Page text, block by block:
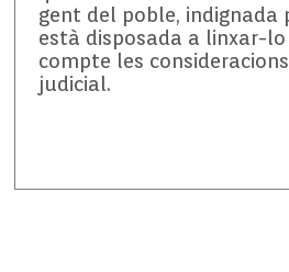
gent del poble, indignada
està disposada a linxar-lo
compte les
judicial.